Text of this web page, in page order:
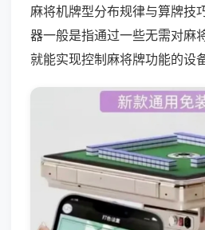
麻将机牌型分布规律与算牌技
器一般是指通过一些无需对麻
就能实现控制麻将牌功能的设